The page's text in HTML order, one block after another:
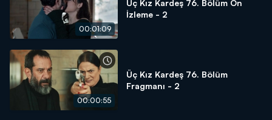
00:01:09
Üç Kız Kardeş 76. Bölüm Ön
İzleme - 2
00:00:55
Üç Kız Kardeş 76. Bölüm
Fragmanı - 2